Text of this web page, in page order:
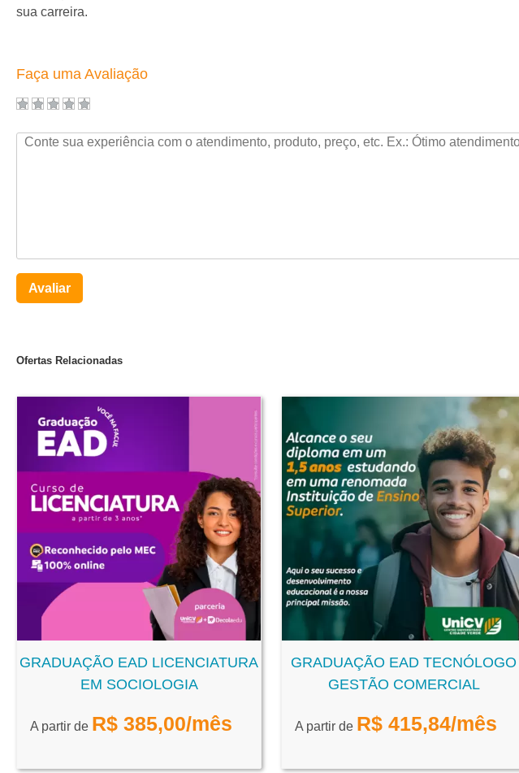
sua carreira.
Faça uma Avaliação
Avaliar
Ofertas Relacionadas
GRADUAÇÃO EAD LICENCIATURA
EM SOCIOLOGIA
A partir de R$ 385,00/mês
GRADUAÇÃO EAD TECNÓLOGO
GESTÃO COMERCIAL
A partir de R$ 415,84/mês